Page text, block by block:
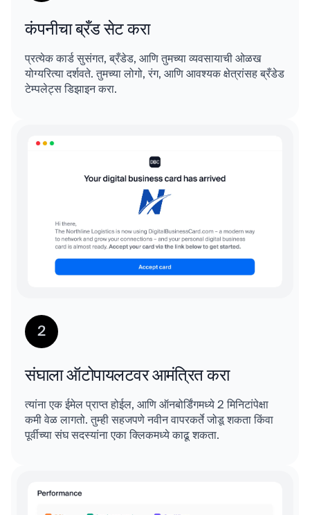
कंपनीचा ब्रँड सेट करा
प्रत्येक कार्ड सुसंगत, ब्रँडेड, आणि तुमच्या व्यवसायाची ओळख
योग्यरित्या दर्शवते. तुमच्या लोगो, रंग, आणि आवश्यक क्षेत्रांसह ब्रँडेड
टेम्पलेट्स डिझाइन करा.
2
संघाला ऑटोपायलटवर आमंत्रित करा
त्यांना एक ईमेल प्राप्त होईल, आणि ऑनबोर्डिंगमध्ये 2 मिनिटांपेक्षा
कमी वेळ लागतो. तुम्ही सहजपणे नवीन वापरकर्ते जोडू शकता किंवा
पूर्वीच्या संघ सदस्यांना एका क्लिकमध्ये काढू शकता.